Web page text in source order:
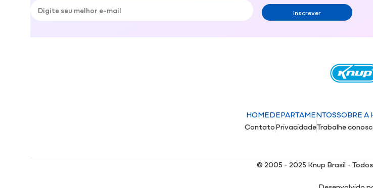
Inscrever
HOMEDEPARTAMENTOSSOBRE A
ContatoPrivacidadeTrabalhe
© 2005 - 2025 Knup Brasil -